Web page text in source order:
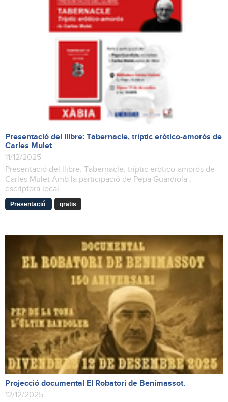
Presentació del llibre: Tabernacle, tríptic eròtico-amorós de
Carles Mulet
11/12/2025
Presentació del llibre: Tabernacle, tríptic eròtico-amorós de
Carles Mulet Amb la participació de Pepa Guardiola ,
escriptora local
Presentació gratis
Projecció documental El Robatori de Benimassot.
12/12/2025